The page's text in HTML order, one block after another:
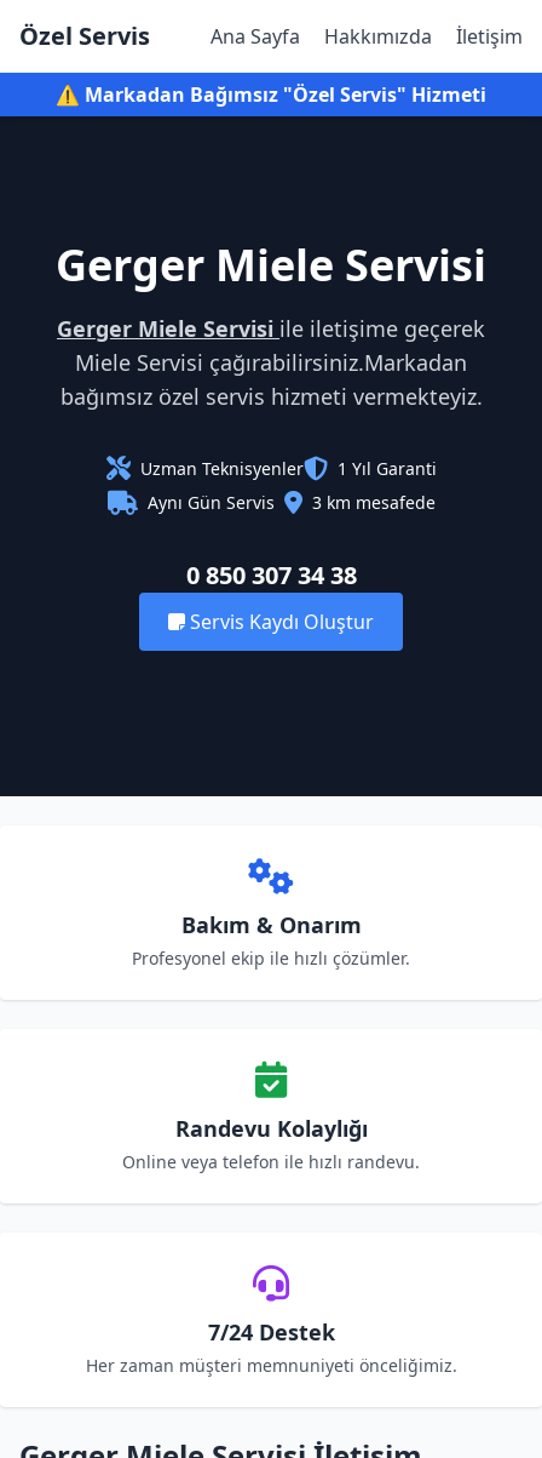
Özel Servis Ana Sayfa Hakkımızda İletişim
⚠️ Markadan Bağımsız "Özel Servis" Hizmeti
Gerger Miele Servisi
Gerger Miele Servisi ile iletişime geçerek
Miele Servisi çağırabilirsiniz.Markadan
bağımsız özel servis hizmeti vermekteyiz.
Uzman Teknisyenler
1 Yıl Garanti
Aynı Gün Servis
3 km mesafede
0 850 307 34 38
Servis Kaydı Oluştur
Bakım & Onarım
Profesyonel ekip ile hızlı çözümler.
Randevu Kolaylığı
Online veya telefon ile hızlı randevu.
7/24 Destek
Her zaman müşteri memnuniyeti önceliğimiz.